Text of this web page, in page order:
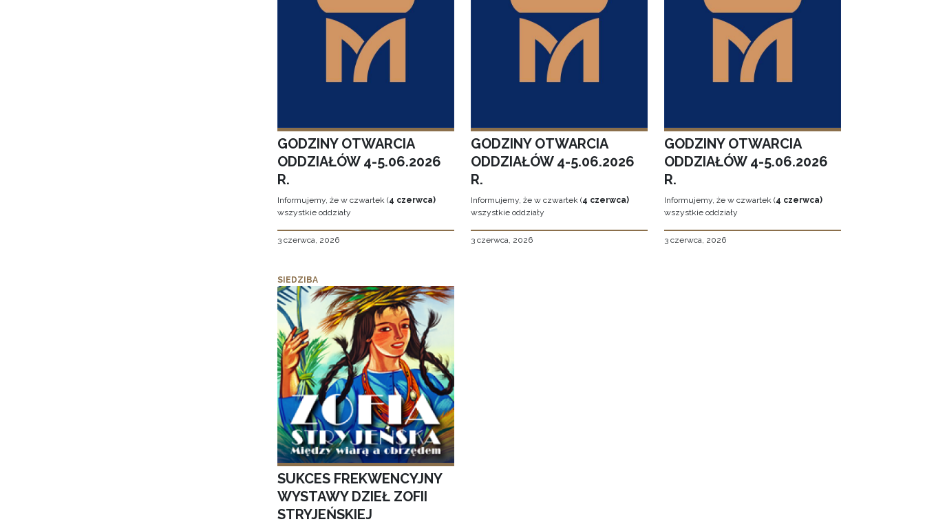
GODZINY OTWARCIA
ODDZIAŁÓW 4-5.06.2026
R.
Informujemy, że w czwartek (4 czerwca)
wszystkie oddziały
3 czerwca, 2026
GODZINY OTWARCIA
ODDZIAŁÓW 4-5.06.2026
R.
Informujemy, że w czwartek (4 czerwca)
wszystkie oddziały
3 czerwca, 2026
GODZINY OTWARCIA
ODDZIAŁÓW 4-5.06.2026
R.
Informujemy, że w czwartek (4 czerwca)
wszystkie oddziały
3 czerwca, 2026
SIEDZIBA
SUKCES FREKWENCYJNY
WYSTAWY DZIEŁ ZOFII
STRYJEŃSKIEJ